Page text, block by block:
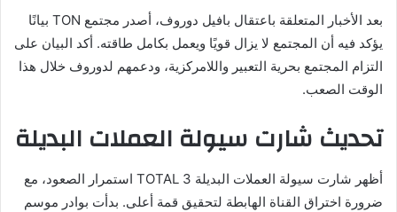
بعد الأخبار المتعلقة باعتقال بافيل دوروف، أصدر مجتمع TON بيانًا
يؤكد فيه أن المجتمع لا يزال قويًا ويعمل بكامل طاقته. أكد البيان على
التزام المجتمع بحرية التعبير واللامركزية، ودعمهم لدوروف خلال هذا
الوقت الصعب.
تحديث شارت سيولة العملات البديلة
أظهر شارت سيولة العملات البديلة TOTAL 3 استمرار الصعود، مع
ضرورة اختراق القناة الهابطة لتحقيق قمة أعلى. بدأت بوادر موسم